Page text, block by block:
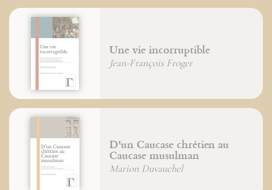
Une vie incorruptible
Jean-François Froger
D'un Caucase chrétien au
Caucase musulman
Marion Duvauchel